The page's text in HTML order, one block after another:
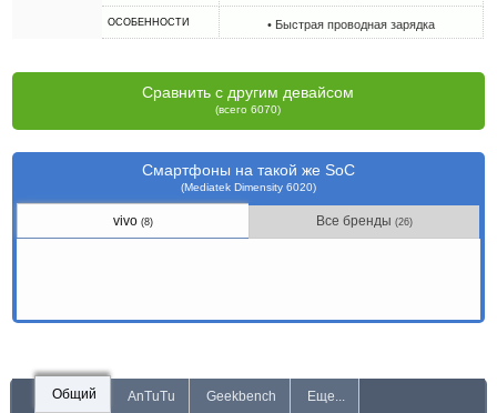
ОСОБЕННОСТИ • Быстрая проводная зарядка
Сравнить с другим девайсом
(всего 6070)
Смартфоны на такой же SoC
(Mediatek Dimensity 6020)
vivo(8) Все бренды(26)
Общий AnTuTu Geekbench Еще...